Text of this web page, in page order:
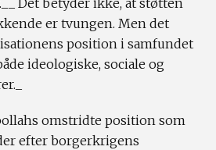
Det betyder ikke, at støtten
er tvungen. Men det
position i samfundet
ideologiske, sociale og
omstridte position som
efter borgerkrigens